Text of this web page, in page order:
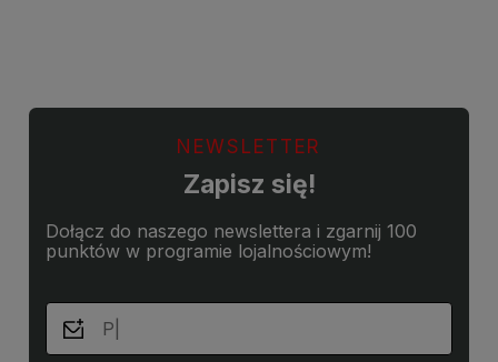
NEWSLETTER
Zapisz się!
Dołącz do naszego newslettera i zgarnij 100
punktów w programie lojalnościowym!